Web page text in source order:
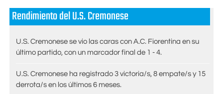
Rendimiento del U.S. Cremonese
U.S. Cremonese se vio las caras con A.C. Fiorentina en su
último partido, con un marcador final de 1 - 4.
U.S. Cremonese ha registrado 3 victoria/s, 8 empate/s y 15
derrota/s en los últimos 6 meses.